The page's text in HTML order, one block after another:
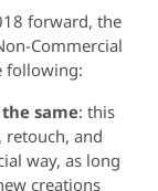
forward, the
Commercial
following:
same: this
and
way, as long
creations